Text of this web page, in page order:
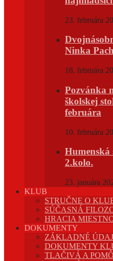
23. februára
Ninka
18. februára
Pozvánka
školskej
februára
10. februára
Humenská
2.kolo.
23. januára
KLUB
STRUČNE O
SÚČASNÁ
HRACIA
DOKUMENTY
ZÁKLADNÉ
DOKUMENTY
TLAČIVÁ A